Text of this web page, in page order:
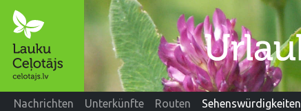
Nachrichten Unterkünfte Routen Sehenswürdigkeiten